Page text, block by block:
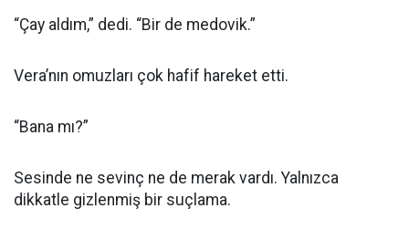
“Çay aldım,” dedi. “Bir de medovik.”
Vera’nın omuzları çok hafif hareket etti.
“Bana mı?”
Sesinde ne sevinç ne de merak vardı. Yalnızca
dikkatle gizlenmiş bir suçlama.